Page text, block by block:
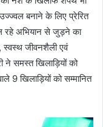
बनाने के लिए प्रेरित
रहे अभियान से जुड़ने का
जीवनशैली एवं
समस्त खिलाड़ियों को
9 खिलाड़ियों को सम्मानित